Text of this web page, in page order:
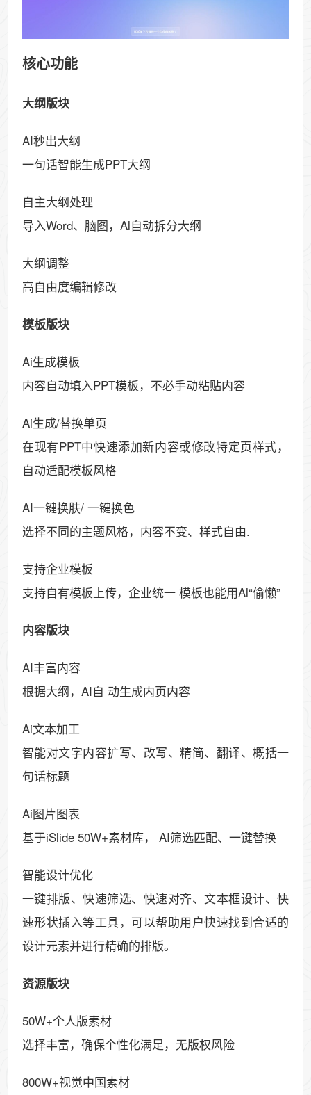
核心功能
大纲版块
AI秒出大纲
一句话智能生成PPT大纲
自主大纲处理
导入Word、脑图，Al自动拆分大纲
大纲调整
高自由度编辑修改
模板版块
Ai生成模板
内容自动填入PPT模板，不必手动粘贴内容
Ai生成/替换单页
在现有PPT中快速添加新内容或修改特定页样式，
自动适配模板风格
AI一键换肤/ 一键换色
选择不同的主题风格，内容不变、样式自由.
支持企业模板
支持自有模板上传，企业统一 模板也能用Al“偷懒”
内容版块
AI丰富内容
根据大纲，AI自 动生成内页内容
Ai文本加工
智能对文字内容扩写、改写、精简、翻译、概括一
句话标题
Ai图片图表
基于iSlide 50W+素材库， AI筛选匹配、一键替换
智能设计优化
一键排版、快速筛选、快速对齐、文本框设计、快
速形状插入等工具，可以帮助用户快速找到合适的
设计元素并进行精确的排版。
资源版块
50W+个人版素材
选择丰富，确保个性化满足，无版权风险
800W+视觉中国素材